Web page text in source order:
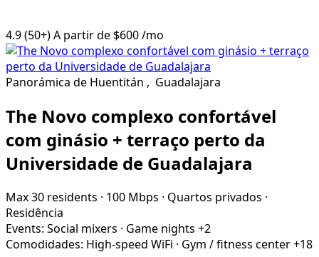
4.9(50+)A partir de $600/mo
Panorámica de Huentitán , Guadalajara
The Novo complexo confortável
com ginásio + terraço perto da
Universidade de Guadalajara
Max 30 residents · 100 Mbps · Quartos privados ·
Residência
Events: Social mixers · Game nights +2
Comodidades: High-speed WiFi · Gym / fitness center+18